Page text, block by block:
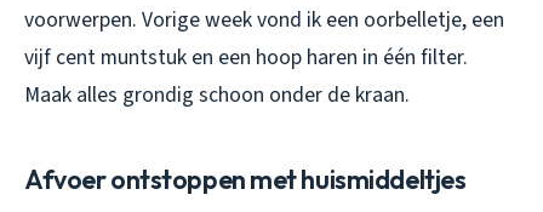
voorwerpen. Vorige week vond ik een oorbelletje, een
vijf cent muntstuk en een hoop haren in één filter.
Maak alles grondig schoon onder de kraan.
Afvoer ontstoppen met huismiddeltjes